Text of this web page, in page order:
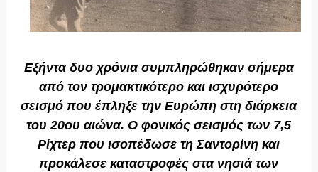
Εξήντα δυο χρόνια συμπληρώθηκαν σήμερα
από τον τρομακτικότερο και ισχυρότερο
σεισμό που έπληξε την Ευρώπη στη διάρκεια
του 20ου αιώνα. Ο φονικός σεισμός των 7,5
Ρίχτερ που ισοπέδωσε τη Σαντορίνη και
προκάλεσε καταστροφές στα νησιά των